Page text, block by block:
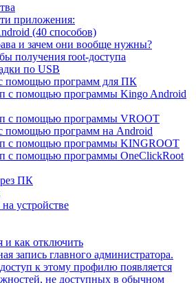
приложения:
(40 способов)
и зачем они вообще нужны?
получения root-доступа
по USB
помощью программ для ПК
с помощью программы Kingo Android
с помощью программы VROOT
помощью программ на Android
с помощью программы KINGROOT
с помощью программы OneClickRoot
ПК
устройстве
и как отключить
запись главного администратора.
к этому профилю появляется
не доступных в обычном